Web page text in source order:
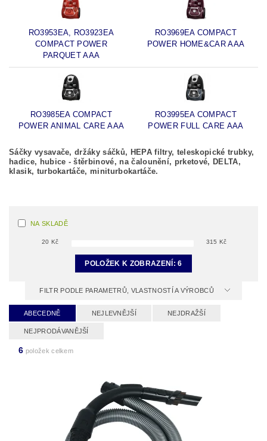
RO3953EA, RO3923EA
COMPACT POWER
PARQUET AAA
RO3969EA COMPACT
POWER HOME&CAR AAA
RO3985EA COMPACT
POWER ANIMAL CARE AAA
RO3995EA COMPACT
POWER FULL CARE AAA
Sáčky vysavače, držáky sáčků, HEPA filtry, teleskopické trubky,
hadice, hubice - štěrbinové, na čalounění, prketové, DELTA,
klasik, turbokartáče, miniturbokartáče.
NA SKLADĚ
20 Kč 315 Kč
POLOŽEK K ZOBRAZENÍ:6
FILTR PODLE PARAMETRŮ, VLASTNOSTÍ A VÝROBCŮ
ABECEDNĚ NEJLEVNĚJŠÍ NEJDRAŽŠÍ
NEJPRODÁVANĚJŠÍ
6 položek celkem